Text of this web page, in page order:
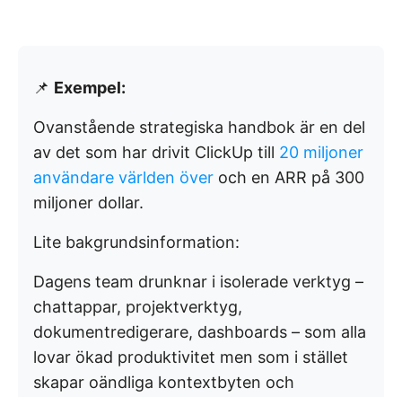
📌 Exempel:
Ovanstående strategiska handbok är en del
av det som har drivit ClickUp till 20 miljoner
användare världen över och en ARR på 300
miljoner dollar.
Lite bakgrundsinformation:
Dagens team drunknar i isolerade verktyg –
chattappar, projektverktyg,
dokumentredigerare, dashboards – som alla
lovar ökad produktivitet men som i stället
skapar oändliga kontextbyten och